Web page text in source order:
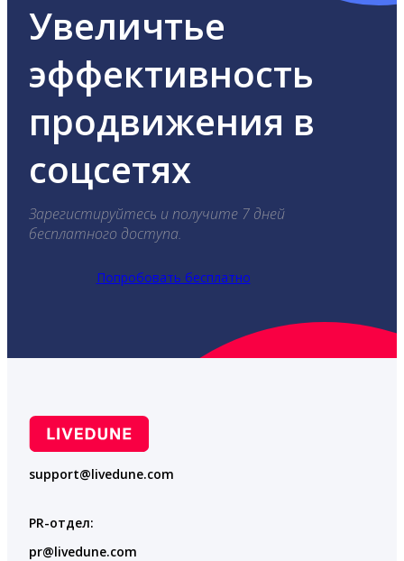
Увеличтье
эффективность
продвижения в
соцсетях
Зарегистируйтесь и получите 7 дней
бесплатного доступа.
Попробовать бесплатно
support@livedune.com
PR-отдел:
pr@livedune.com